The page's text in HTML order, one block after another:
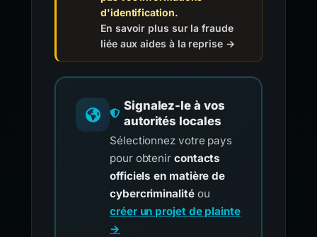
d'identification.
En savoir plus sur la fraude
liée aux aides à la reprise →
Signalez-le à vos
autorités locales
Sélectionnez votre pays
pour obtenir contacts
officiels en matière de
cybercriminalitéou
créer un projet de plainte
→